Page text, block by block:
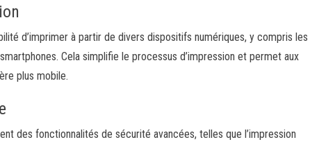
d’imprimer à partir de divers dispositifs numériques, y compris les
Cela simplifie le processus d’impression et permet aux
plus mobile.
des fonctionnalités de sécurité avancées, telles que l’impression